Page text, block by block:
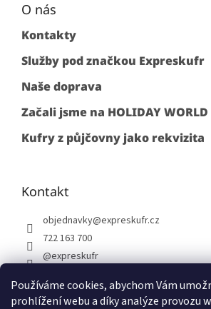
Používáme cookies, abychom Vám
prohlížení webu a díky analýze provozu
O nás
Kontakty
Služby pod značkou Expreskufr
Naše doprava
Začali jsme na HOLIDAY WORLD
Kufry z půjčovny jako rekvizita
Kontakt
objednavky@expreskufr.cz
722 163 700
@expreskufr